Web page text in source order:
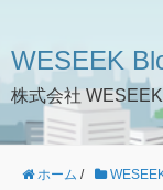
WESEEK
株式会社
ホーム /